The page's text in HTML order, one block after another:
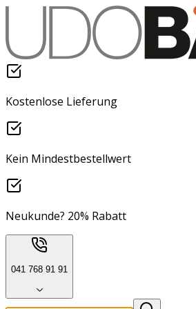
Kostenlose Lieferung
Kein Mindestbestellwert
Neukunde? 20% Rabatt
041 768 91 91